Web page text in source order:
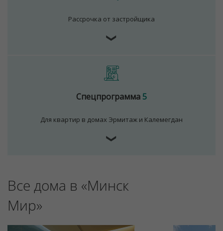
Рассрочка от застройщика
❯
Спецпрограмма5
Для квартир в домах Эрмитаж и Калемегдан
❯
Все дома в «Минск
Мир»